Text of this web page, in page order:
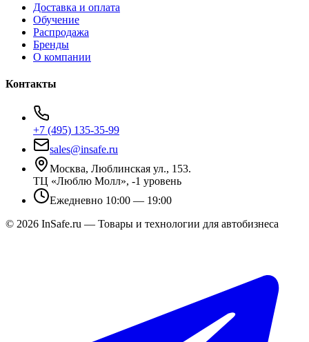
Доставка и оплата
Обучение
Распродажа
Бренды
О компании
Контакты
+7 (495) 135-35-99
sales@insafe.ru
Москва, Люблинская ул., 153.
ТЦ «Люблю Молл», -1 уровень
Ежедневно 10:00 — 19:00
© 2026 InSafe.ru — Товары и технологии для автобизнеса